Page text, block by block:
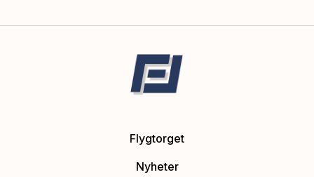
Flygtorget
Nyheter